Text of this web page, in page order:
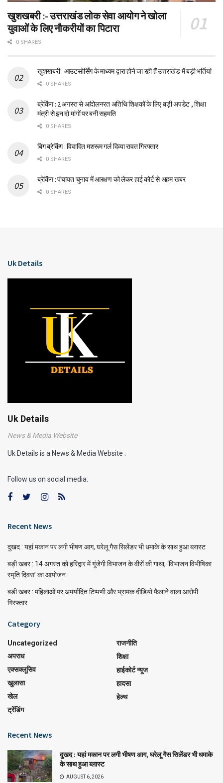
खुशखबरी :- उत्तराखंड लोक सेवा आयोग ने खोला
युवाओं के लिए नौकरीयों का पिटारा
0 SHARES
खुशखबरी : आउटसोर्सिंग के माध्यम द्वारा होने जा रही हैं उत्तराखंड में बड़ी भर्तियां
0 SHARES
ब्रेकिंग : 2 अगस्त से आंदोलनरत अतिथि शिक्षकों के लिए बड़ी अपडेट , शिक्षा
मंत्री से इन दो मांगों पर बनी सहमति
0 SHARES
बिग ब्रेकिंग : विवादित मशरूम गर्ल दिव्या रावत गिरफ्तार
0 SHARES
ब्रेकिंग : पंचायत चुनाव में आरक्षण को लेकर हाई कोर्ट से अहम खबर
0 SHARES
Uk Details
Uk Details
News & Media Website
Uk Details is a News & Media Website .
Follow us on social media:
Recent News
दुखद : यहां मकान पर लगी भीषण आग, घरेलू गैस सिलेंडर भी धमाके के साथ हुआ ब्लास्ट
बड़ी खबर : 14 अगस्त को हरिद्वार में गूंजेगी विभाजन के वीरों की गाथा, ‘विभाजन विभीषिका
स्मृति दिवस’ का आयोजन
बडी खबर : महिलाओं पर अमर्यादित टिप्पणी और भ्रामक वीडियो फैलाने वाला आरोपी
गिरफ्तार
Category
Uncategorized
अपराध
एक्सक्लूसिव
खुलासा
खेल
ट्रेंडिंग
राजनीति
शिक्षा
हाईकोर्ट न्यूज
हादसा
हेल्थ
Recent News
दुखद : यहां मकान पर लगी भीषण आग, घरेलू गैस सिलेंडर भी धमाके
के साथ हुआ ब्लास्ट
AUGUST 6, 2026